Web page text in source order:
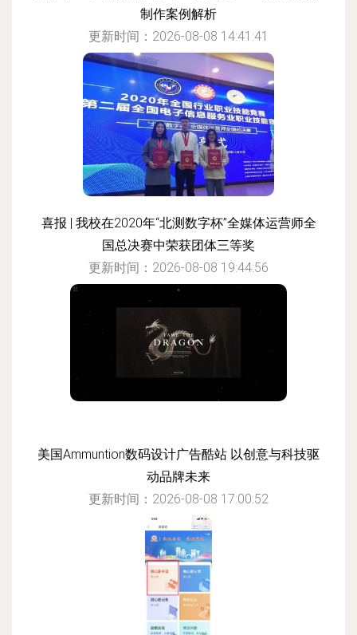
制作案例解析
更新时间：2026-08-08 14:41:41
喜报 | 我校在2020年“北测数字杯”全媒体运营师全
国总决赛中荣获团体三等奖
更新时间：2026-08-08 19:44:56
美国Ammuntion数码设计广告酷站 以创意与科技驱
动品牌未来
更新时间：2026-08-08 17:00:52